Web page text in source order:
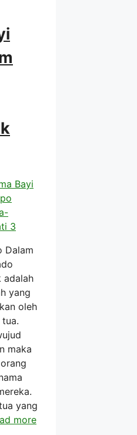
Bayi
Dalam
adalah
yang
oleh
maka
yang
more